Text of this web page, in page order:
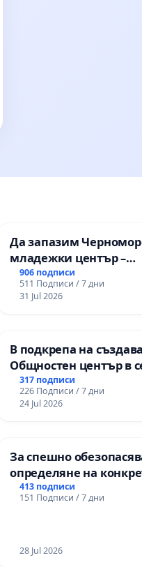
Да запазим
младежки център –
пространство за
Варна
906 подписи
511 Подписи / 7 дни
31 Jul 2026
В подкрепа на
Общностен център в
Църква
317 подписи
226 Подписи / 7 дни
24 Jul 2026
За спешно
определяне на
срокове и извършване
цялостна
Ихтиман - с. Мирово -
413 подписи
151 Подписи / 7 дни
28 Jul 2026